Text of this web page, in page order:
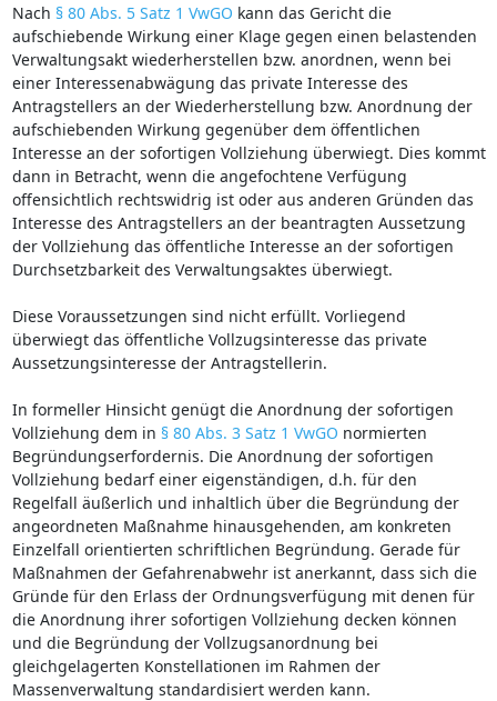
Nach § 80 Abs. 5 Satz 1 VwGO kann das Gericht die
aufschiebende Wirkung einer Klage gegen einen belastenden
Verwaltungsakt wiederherstellen bzw. anordnen, wenn bei
einer Interessenabwägung das private Interesse des
Antragstellers an der Wiederherstellung bzw. Anordnung der
aufschiebenden Wirkung gegenüber dem öffentlichen
Interesse an der sofortigen Vollziehung überwiegt. Dies kommt
dann in Betracht, wenn die angefochtene Verfügung
offensichtlich rechtswidrig ist oder aus anderen Gründen das
Interesse des Antragstellers an der beantragten Aussetzung
der Vollziehung das öffentliche Interesse an der sofortigen
Durchsetzbarkeit des Verwaltungsaktes überwiegt.
Diese Voraussetzungen sind nicht erfüllt. Vorliegend
überwiegt das öffentliche Vollzugsinteresse das private
Aussetzungsinteresse der Antragstellerin.
In formeller Hinsicht genügt die Anordnung der sofortigen
Vollziehung dem in § 80 Abs. 3 Satz 1 VwGO normierten
Begründungserfordernis. Die Anordnung der sofortigen
Vollziehung bedarf einer eigenständigen, d.h. für den
Regelfall äußerlich und inhaltlich über die Begründung der
angeordneten Maßnahme hinausgehenden, am konkreten
Einzelfall orientierten schriftlichen Begründung. Gerade für
Maßnahmen der Gefahrenabwehr ist anerkannt, dass sich die
Gründe für den Erlass der Ordnungsverfügung mit denen für
die Anordnung ihrer sofortigen Vollziehung decken können
und die Begründung der Vollzugsanordnung bei
gleichgelagerten Konstellationen im Rahmen der
Massenverwaltung standardisiert werden kann.